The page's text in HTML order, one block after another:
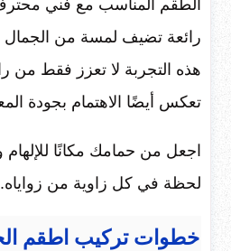
الطقم المناسب مع فني
رائعة تضيف لمسة من الجمال
هذه التجربة لا تعزز فقط من
تعكس أيضًا الاهتمام بجودة
اجعل من حمامك مكانًا للإلهام
لحظة في كل زاوية من زواياه.
خطوات تركيب اطقم